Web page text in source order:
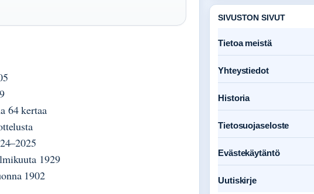
64 kertaa
1929
1902
SIVUSTON SIVUT
Tietoa meistä
Yhteystiedot
Historia
Tietosuojaseloste
Evästekäytäntö
Uutiskirje